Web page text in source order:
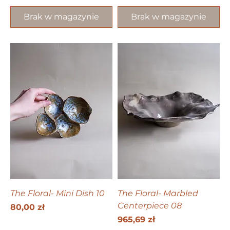
Brak w magazynie Brak w magazynie
The Floral- Mini Dish 10
Cena
80,00 zł
The Floral- Marbled
Centerpiece 08
Cena
965,69 zł